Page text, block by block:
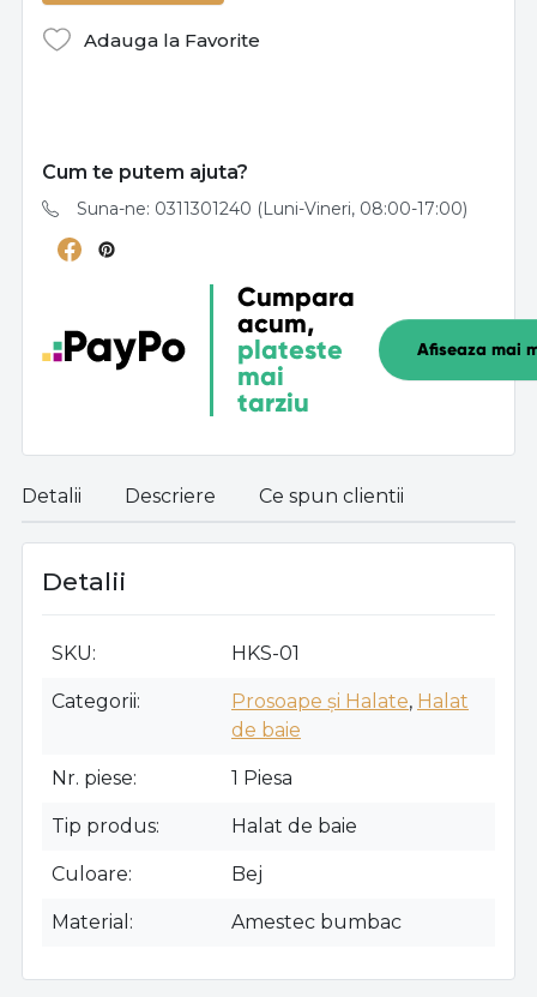
Adauga la Favorite
Cum te putem ajuta?
Suna-ne: 0311301240 (Luni-Vineri, 08:00-17:00)
Cumpara
acum,
plateste
mai
tarziu
Afiseaza mai
Detalii Descriere Ce spun clientii
Detalii
SKU HKS-01
Categorii Prosoape și Halate, Halat
de baie
Nr. piese 1 Piesa
Tip produs Halat de baie
Culoare Bej
Material Amestec bumbac